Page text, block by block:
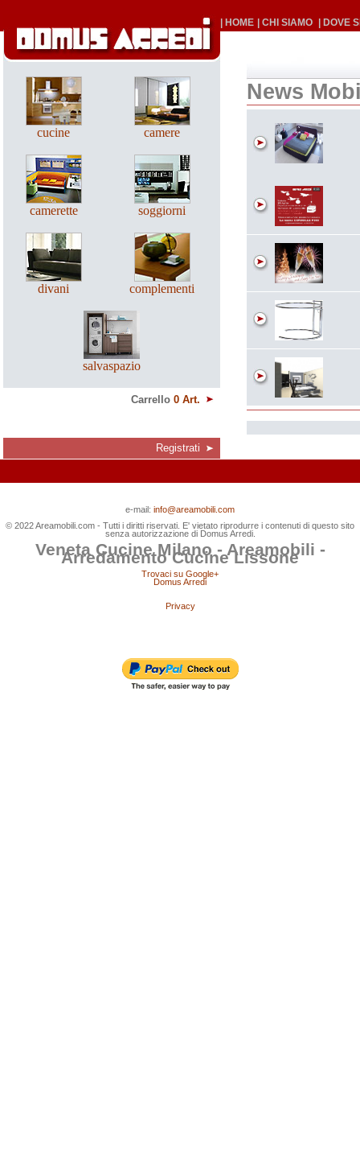
| HOME | CHI SIAMO | DOVE
cucine camere
camerette soggiorni
divani complementi
salvaspazio
Carrello 0 Art.
Registrati
News
e-mail: info@areamobili.com
© 2022 Areamobili.com - Tutti i diritti riservati. E' vietato riprodurre i contenuti di questo sito
senza autorizzazione di Domus Arredi.
Veneta Cucine Milano - Areamobili -
Arredamento Cucine Lissone
Trovaci su Google+
Domus Arredi
Privacy